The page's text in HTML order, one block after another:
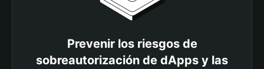
Prevenir los riesgos de
sobreautorización de dApps y las